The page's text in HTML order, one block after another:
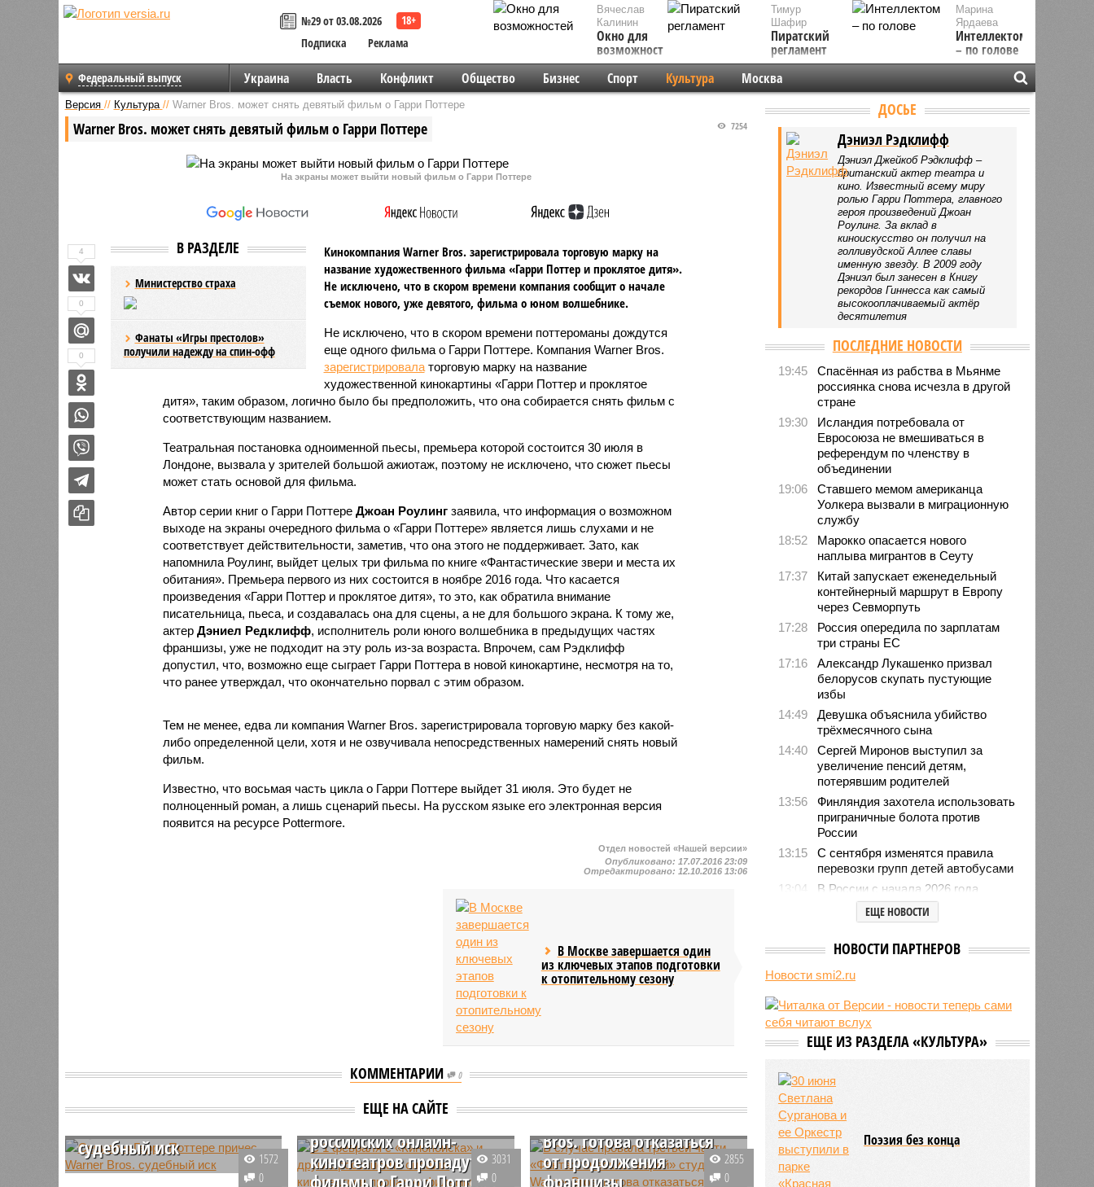
№29 от 03.08.2026
Подписка
Реклама
Вячеслав
Калинин
Окно для
возможностей
Марина
Ярдаева
Интеллектом
– по голове
Тимур
Шафир
Пиратский
регламент
Федеральный выпуск Украина Власть Конфликт Общество Бизнес Спорт Культура Москва
Версия // Культура // Warner Bros. может снять девятый фильм о Гарри Поттере
Warner Bros. может снять девятый фильм о Гарри Поттере 7254
На экраны может выйти новый фильм о Гарри Поттере
В РАЗДЕЛЕ
Министерство страха
Фанаты «Игры престолов»
получили надежду на спин-офф
Кинокомпания Warner Bros. зарегистрировала торговую марку на
название художественного фильма «Гарри Поттер и проклятое дитя».
Не исключено, что в скором времени компания сообщит о начале
съемок нового, уже девятого, фильма о юном волшебнике.
Не исключено, что в скором времени поттероманы дождутся
еще одного фильма о Гарри Поттере. Компания Warner Bros.
зарегистрировалаторговую марку на название
художественной кинокартины «Гарри Поттер и проклятое
дитя», таким образом, логично было бы предположить, что она собирается снять фильм с
соответствующим названием.
Театральная постановка одноименной пьесы, премьера которой состоится 30 июля в
Лондоне, вызвала у зрителей большой ажиотаж, поэтому не исключено, что сюжет пьесы
может стать основой для фильма.
Автор серии книг о Гарри Поттере Джоан Роулингзаявила, что информация о возможном
выходе на экраны очередного фильма о «Гарри Поттере» является лишь слухами и не
соответствует действительности, заметив, что она этого не поддерживает. Зато, как
напомнила Роулинг, выйдет целых три фильма по книге «Фантастические звери и места их
обитания». Премьера первого из них состоится в ноябре 2016 года. Что касается
произведения «Гарри Поттер и проклятое дитя», то это, как обратила внимание
писательница, пьеса, и создавалась она для сцены, а не для большого экрана. К тому же,
актер Дэниел Редклифф, исполнитель роли юного волшебника в предыдущих частях
франшизы, уже не подходит на эту роль из-за возраста. Впрочем, сам Рэдклифф
допустил, что, возможно еще сыграет Гарри Поттера в новой кинокартине, несмотря на то,
что ранее утверждал, что окончательно порвал с этим образом.
Тем не менее, едва ли компания Warner Bros. зарегистрировала торговую марку без какой-
либо определенной цели, хотя и не озвучивала непосредственных намерений снять новый
фильм.
Известно, что восьмая часть цикла о Гарри Поттере выйдет 31 июля. Это будет не
полноценный роман, а лишь сценарий пьесы. На русском языке его электронная версия
появится на ресурсе Pottermore.
4
0
0
Отдел новостей «Нашей версии»
Опубликовано: 17.07.2016 23:09
Отредактировано: 12.10.2016 13:06
В Москве завершается один
из ключевых этапов подготовки
к отопительному сезону
КОММЕНТАРИИ 0
ЕЩЕ НА САЙТЕ
Сериал о Гарри Поттере
судебный иск
Стало известно, что на компанию
1572
0
С 1 февраля с
«Кинопоиска» и других
российских онлайн-
кинотеатров пропадут
фильмы о Гарри Поттере
3031
0
В случае провала третьей
тварей» студия Warner
Bros. готова отказаться
от продолжения
франшизы
2855
0
ДОСЬЕ
Дэниэл Рэдклифф
Дэниэл Джейкоб Рэдклифф –
британский актер театра и
кино. Известный всему миру
ролью Гарри Поттера, главного
героя произведений Джоан
Роулинг. За вклад в
киноискусство он получил на
голливудской Аллее славы
именную звезду. В 2009 году
Дэниэл был занесен в Книгу
рекордов Гиннесса как самый
высокооплачиваемый актёр
десятилетия
ПОСЛЕДНИЕ НОВОСТИ
19:45
Спасённая из рабства в Мьянме
россиянка снова исчезла в другой
стране
19:30
Исландия потребовала от
Евросоюза не вмешиваться в
референдум по членству в
объединении
19:06
Ставшего мемом американца
Уолкера вызвали в миграционную
службу
18:52
Марокко опасается нового
наплыва мигрантов в Сеуту
17:37
Китай запускает еженедельный
контейнерный маршрут в Европу
через Севморпуть
17:28
Россия опередила по зарплатам
три страны ЕС
17:16
Александр Лукашенко призвал
белорусов скупать пустующие
избы
14:49
Девушка объяснила убийство
трёхмесячного сына
14:40
Сергей Миронов выступил за
увеличение пенсий детям,
потерявшим родителей
13:56
Финляндия захотела использовать
приграничные болота против
России
13:15
С сентября изменятся правила
перевозки групп детей автобусами
13:04
В России с начала 2026 года
существенно вырос объём выдачи
ипотеки
внезапному отключению
электроэнергии
обменом разведданными между
США и Украиной с работой
боевого ИИ Palantir
усомнился в современной картине
мира
ЕЩЕ НОВОСТИ
НОВОСТИ ПАРТНЕРОВ
Новости smi2.ru
ЕЩЕ ИЗ РАЗДЕЛА «КУЛЬТУРА»
Поэзия без конца